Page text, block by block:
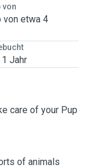
von
von etwa 4
Jahr
care of your Pup
of animals